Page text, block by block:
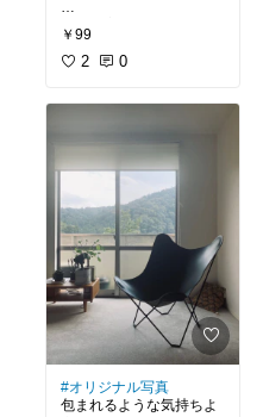
写真と実際の色味は違う
ので実際に取り寄せて選
んでみると良いかもしれ
￥99
2 0
#オリジナル写真
包まれるような気持ちよ